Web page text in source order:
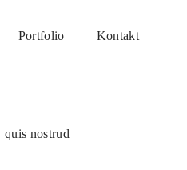
Portfolio Kontakt
quis nostrud